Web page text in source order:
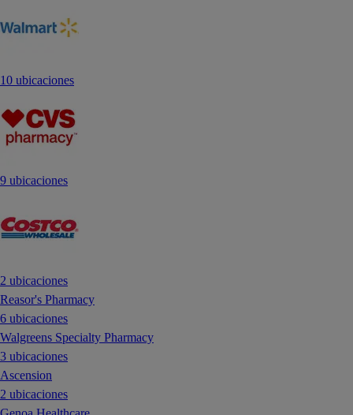
10 ubicaciones
9 ubicaciones
2 ubicaciones
Reasor's Pharmacy
6 ubicaciones
Walgreens Specialty Pharmacy
3 ubicaciones
Ascension
2 ubicaciones